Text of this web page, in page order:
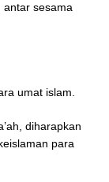
antar sesama
umat islam.
diharapkan
para